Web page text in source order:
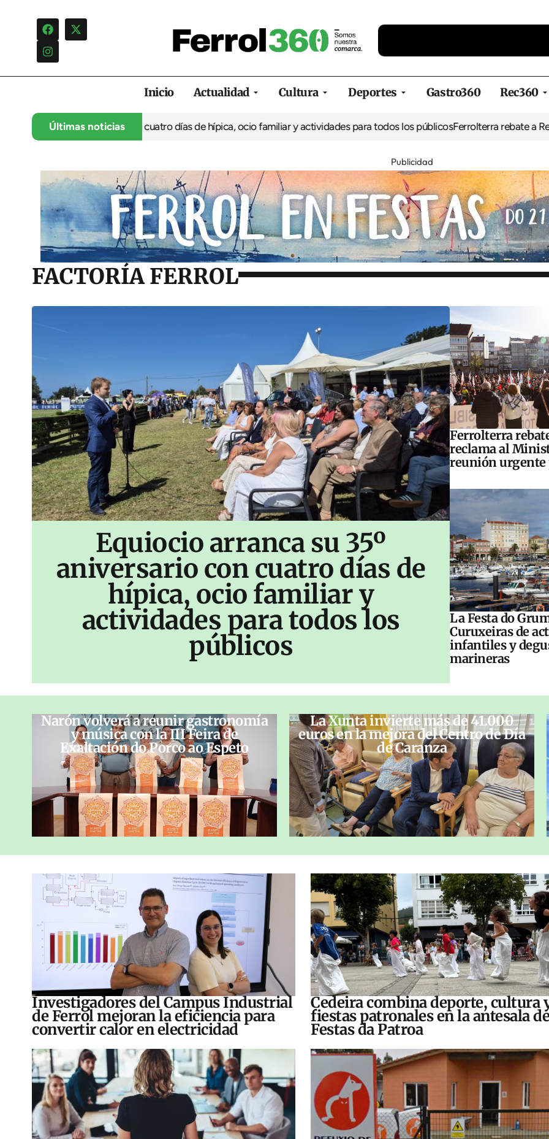
Inicio Actualidad Cultura Deportes Gastro360 Rec360
Últimas noticias
35º aniversario con cuatro días de hípica, ocio familiar y actividades para todos los públicosFerrolterra rebate a Renfe y
Publicidad
FACTORÍA FERROL
Equiocio arranca su 35º
aniversario con cuatro días de
hípica, ocio familiar y
actividades para todos los
públicos
Ferrolterra
reclama al
reunión urgente
La Festa do
Curuxeiras de
infantiles y
marineras
Narón volverá a reunir gastronomía
y música con la III Feira de
Exaltación do Porco ao Espeto
La Xunta invierte más de 41.000
euros en la mejora del Centro de Día
de Caranza
Investigadores del Campus Industrial
de Ferrol mejoran la eficiencia para
convertir calor en electricidad
Cedeira combina deporte, cultura
fiestas patronales en la antesala
Festas da Patroa